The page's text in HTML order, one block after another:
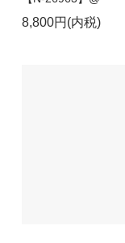
8,800円(内税)